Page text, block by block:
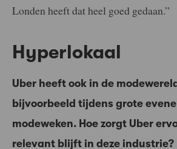
Londen heeft dat heel goed gedaan.”
Hyperlokaal
Uber heeft ook in de
bijvoorbeeld tijdens grote
modeweken. Hoe zorgt Uber
relevant blijft in deze industrie?